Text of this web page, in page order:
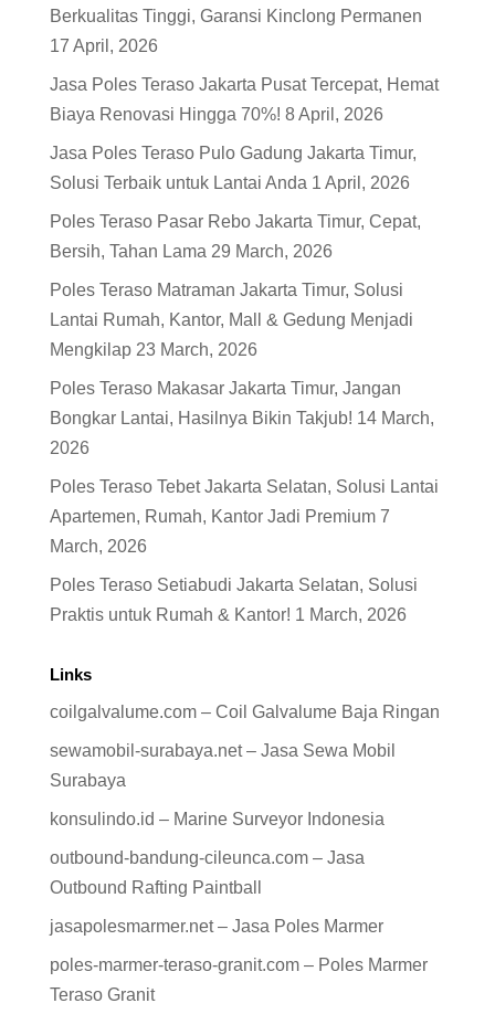
Berkualitas Tinggi, Garansi Kinclong Permanen
17 April, 2026
Jasa Poles Teraso Jakarta Pusat Tercepat, Hemat
Biaya Renovasi Hingga 70%! 8 April, 2026
Jasa Poles Teraso Pulo Gadung Jakarta Timur,
Solusi Terbaik untuk Lantai Anda 1 April, 2026
Poles Teraso Pasar Rebo Jakarta Timur, Cepat,
Bersih, Tahan Lama 29 March, 2026
Poles Teraso Matraman Jakarta Timur, Solusi
Lantai Rumah, Kantor, Mall & Gedung Menjadi
Mengkilap 23 March, 2026
Poles Teraso Makasar Jakarta Timur, Jangan
Bongkar Lantai, Hasilnya Bikin Takjub! 14 March,
2026
Poles Teraso Tebet Jakarta Selatan, Solusi Lantai
Apartemen, Rumah, Kantor Jadi Premium 7
March, 2026
Poles Teraso Setiabudi Jakarta Selatan, Solusi
Praktis untuk Rumah & Kantor! 1 March, 2026
Links
coilgalvalume.com – Coil Galvalume Baja Ringan
sewamobil-surabaya.net – Jasa Sewa Mobil
Surabaya
konsulindo.id – Marine Surveyor Indonesia
outbound-bandung-cileunca.com – Jasa
Outbound Rafting Paintball
jasapolesmarmer.net – Jasa Poles Marmer
poles-marmer-teraso-granit.com – Poles Marmer
Teraso Granit